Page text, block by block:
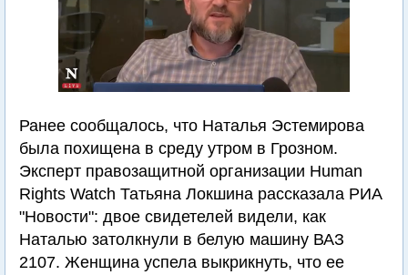
Ранее сообщалось, что Наталья Эстемирова
была похищена в среду утром в Грозном.
Эксперт правозащитной организации Human
Rights Watch Татьяна Локшина рассказала РИА
"Новости": двое свидетелей видели, как
Наталью затолкнули в белую машину ВАЗ
2107. Женщина успела выкрикнуть, что ее